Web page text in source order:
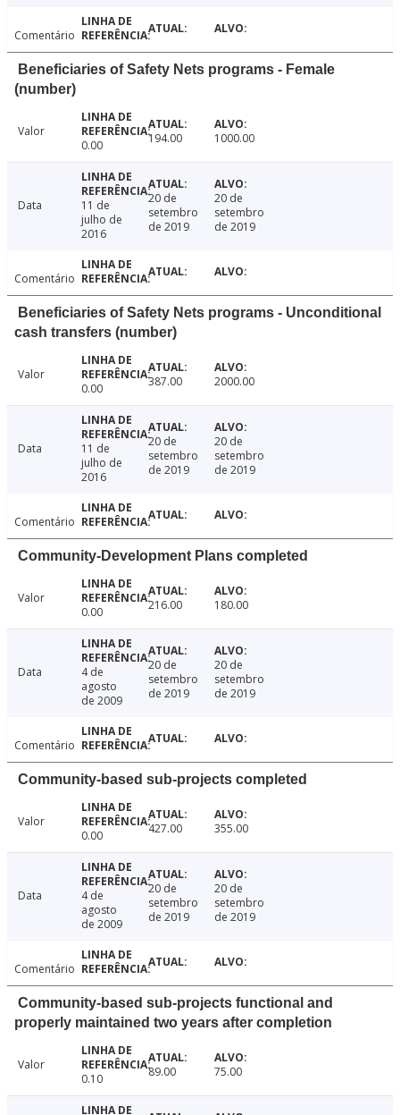
Comentário
Beneficiaries of Safety Nets programs - Female
(number)
Valor
0.00
194.00 1000.00
Data
11 de
julho de
2016
20 de
setembro
de 2019
20 de
setembro
de 2019
Comentário
Beneficiaries of Safety Nets programs - Unconditional
cash transfers (number)
Valor
0.00
387.00 2000.00
Data
11 de
julho de
2016
20 de
setembro
de 2019
20 de
setembro
de 2019
Comentário
Community-Development Plans completed
Valor
0.00
216.00 180.00
Data
4 de
agosto
de 2009
20 de
setembro
de 2019
20 de
setembro
de 2019
Comentário
Community-based sub-projects completed
Valor
0.00
427.00 355.00
Data
4 de
agosto
de 2009
20 de
setembro
de 2019
20 de
setembro
de 2019
Comentário
Community-based sub-projects functional and
properly maintained two years after completion
Valor
0.10
89.00 75.00